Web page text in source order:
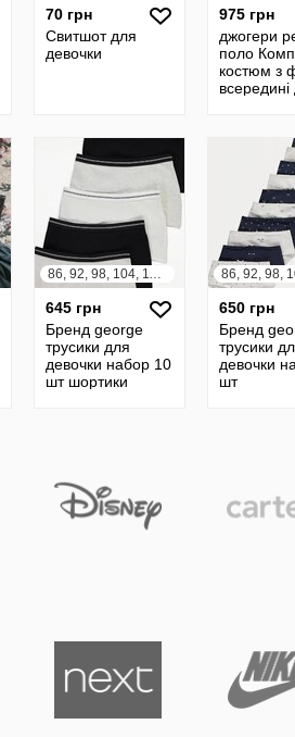
70 грн
Свитшот для
девочки
975 грн
джогери
поло
костюм з
всередині
ВЕЛИКА
86, 92, 98, 104, 110, 116, 122, 128, 134, 140, 146, 152, 158, 164
645 грн
Бренд george
трусики для
девочки набор 10
шт шортики
650 грн
Бренд
трусики
девочки
шт